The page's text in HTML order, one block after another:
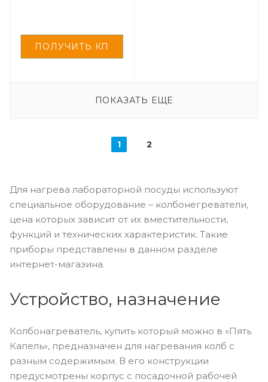
ПОКАЗАТЬ ЕЩЕ
1 2
Для нагрева лабораторной посуды используют
специальное оборудование – колбонегреватели,
цена которых зависит от их вместительности,
функций и технических характеристик. Такие
приборы представлены в данном разделе
интернет-магазина.
Устройство, назначение
Колбонагреватель, купить который можно в «Пять
Капель», предназначен для нагревания колб с
разным содержимым. В его конструкции
предусмотрены корпус с посадочной рабочей